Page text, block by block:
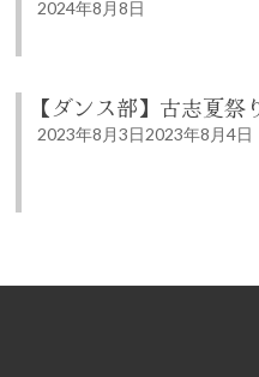
2024年8月8日
【ダンス部】古志夏
2023年8月3日2023年8月4日